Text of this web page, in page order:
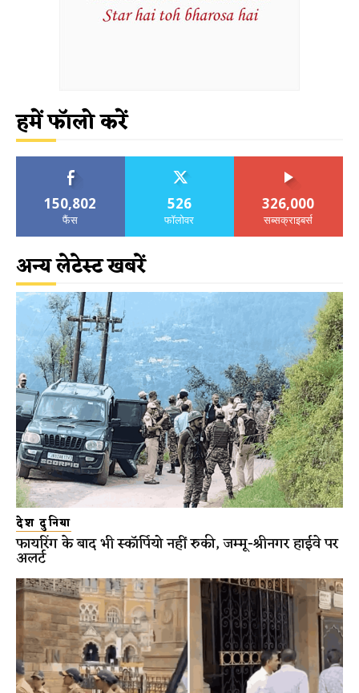
हमें फॉलो करें
150,802
फैंस
526
फॉलोवर
326,000
सब्सक्राइबर्स
अन्य लेटेस्ट खबरें
देश दुनिया
फायरिंग के बाद भी स्कॉर्पियो नहीं रुकी, जम्मू-श्रीनगर हाईवे पर
अलर्ट